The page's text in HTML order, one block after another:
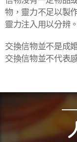
物，靈力不足以製
靈力注入用以分辨。
交換信物並不是成
交換信物並不代表